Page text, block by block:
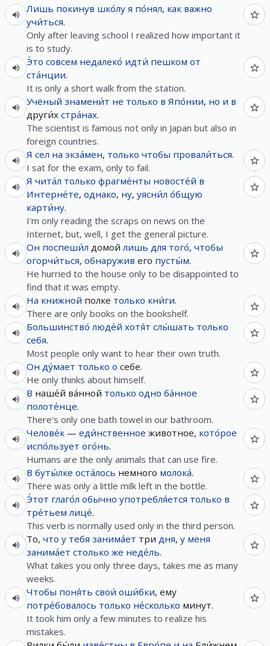
Лишь покинув шко́лу я по́нял, как важно
учи́ться.
Only after leaving school I realized how important it
is to study.
Э́то совсем недалеко́ идти́ пешком от
ста́нции.
It is only a short walk from the station.
Учёный знамени́т не только в Япо́нии, но и в
други́х стра́нах.
The scientist is famous not only in Japan but also in
foreign countries.
Я сел на экза́мен, только чтобы провали́ться.
I sat for the exam, only to fail.
Я чита́л только фрагме́нты новосте́й в
Интерне́те, однако, ну, уясни́л о́бщую
карти́ну.
I'm only reading the scraps on news on the
Internet, but, well, I get the general picture.
Он поспеши́л домойлишь для того́, чтобы
огорчи́ться, обнаружив его пусты́м.
He hurried to the house only to be disappointed to
find that it was empty.
На книжной полке только кни́ги.
There are only books on the bookshelf.
Большинство́ люде́й хотя́т слы́шать только
себя.
Most people only want to hear their own truth.
Он ду́мает только о себе.
He only thinks about himself.
В наше́й ва́нной только одно ба́нное
полоте́нце.
There's only one bath towel in our bathroom.
Челове́к — еди́нственное животное, кото́рое
испо́льзует ого́нь.
Humans are the only animals that can use fire.
В буты́лке оста́лось немного молока́.
There was only a little milk left in the bottle.
Э́тот глаго́л обычно употребля́ется только в
тре́тьем лице́.
This verb is normally used only in the third person.
То, что у тебя занима́ет три дня, у меня
занима́ет столько же неде́ль.
What takes you only three days, takes me as many
weeks.
Чтобы поня́ть свои́ оши́бки, ему
потре́бовалось только не́сколько минут.
It took him only a few minutes to realize his
mistakes.